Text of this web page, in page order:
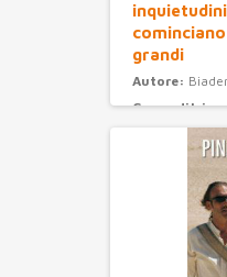
grandi
Autore:
Casa
Categoria: